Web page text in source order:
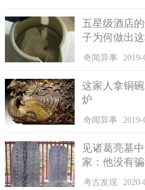
丰以前，勇营额数多寡不定，武器
制，有事招募，事后即予裁撤，
队。
五星级酒店
子为何做出
奇闻异事 2019-
这家人拿铜
炉
奇闻异事 2019-
见诸葛亮墓
家：他没有
考古发现 2020-